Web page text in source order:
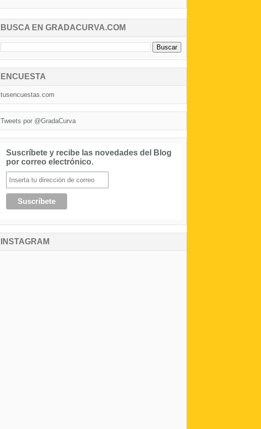
BUSCA EN GRADACURVA.COM
ENCUESTA
tusencuestas.com
Tweets por @GradaCurva
Suscríbete y recibe las novedades del Blog
por correo electrónico.
INSTAGRAM